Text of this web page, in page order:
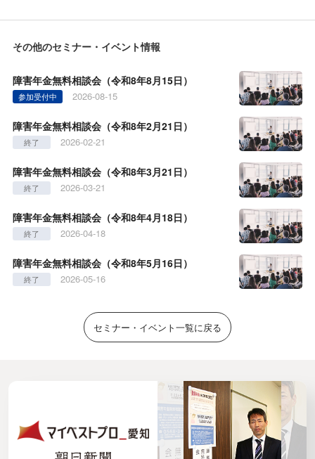
その他のセミナー・イベント情報
障害年金無料相談会（令和8年8月15日）
参加受付中 2026-08-15
障害年金無料相談会（令和8年2月21日）
終了 2026-02-21
障害年金無料相談会（令和8年3月21日）
終了 2026-03-21
障害年金無料相談会（令和8年4月18日）
終了 2026-04-18
障害年金無料相談会（令和8年5月16日）
終了 2026-05-16
セミナー・イベント一覧に戻る